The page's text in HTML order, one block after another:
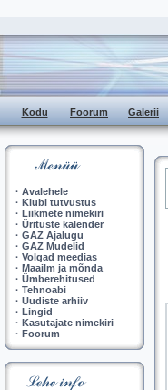
Kodu Foorum Galerii
· Avalehele
· Klubi tutvustus
· Liikmete nimekiri
· Ürituste kalender
· GAZ Ajalugu
· GAZ Mudelid
· Volgad meedias
· Maailm ja mõnda
· Ümberehitused
· Tehnoabi
· Uudiste arhiiv
· Lingid
· Kasutajate nimekiri
· Foorum